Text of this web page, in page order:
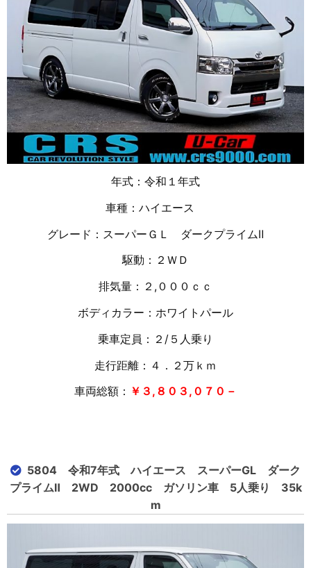
年式：令和１年式
車種：ハイエース
グレード：スーパーＧＬ ダークプライムⅡ
駆動：２ＷＤ
排気量：２,０００ｃｃ
ボディカラー：ホワイトパール
乗車定員：２/５人乗り
走行距離：４．２万 ｋｍ
車両総額： ￥３,８０３,０７０－
5804 令和7年式 ハイエース スーパーGL ダーク
プライムⅡ 2WD 2000cc ガソリン車 5人乗り 35k
m